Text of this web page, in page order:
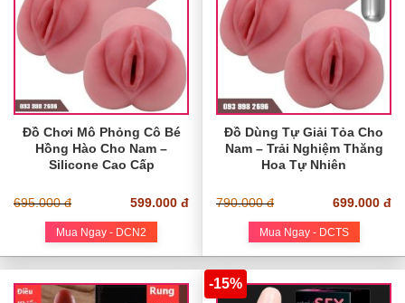
Đồ Chơi Mô Phỏng Cô Bé
Hồng Hào Cho Nam –
Silicone Cao Cấp
695.000 đ 599.000 đ
Mua Ngay - DCN2
Đồ Dùng Tự Giải Tỏa Cho
Nam – Trải Nghiệm Thăng
Hoa Tự Nhiên
790.000 đ 699.000 đ
Mua Ngay - DCTS
-15%